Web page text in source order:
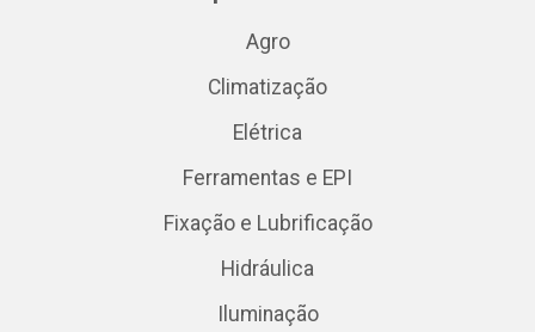
Agro
Climatização
Elétrica
Ferramentas e EPI
Fixação e Lubrificação
Hidráulica
Iluminação